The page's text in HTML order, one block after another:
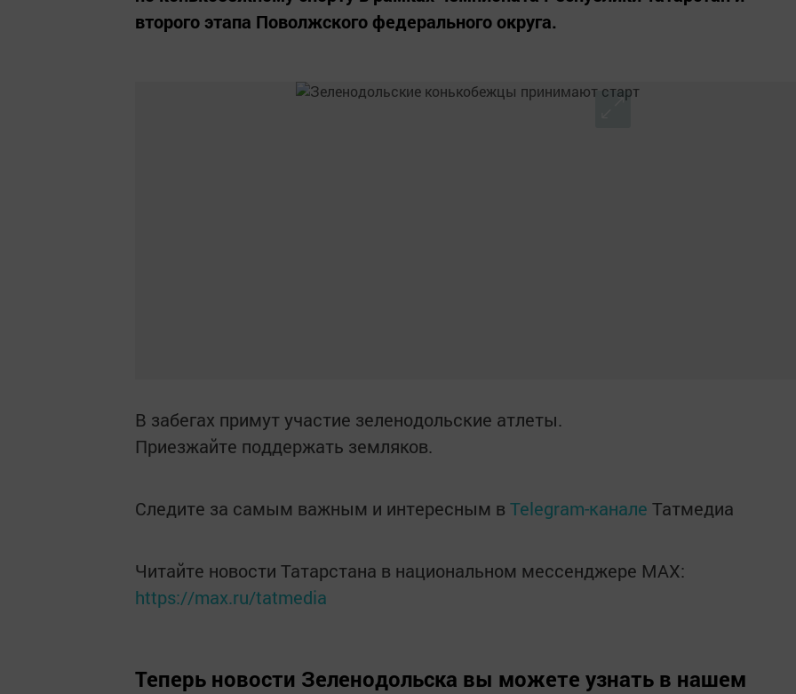
второго этапа Поволжского федерального округа.
В забегах примут участие зеленодольские атлеты.
Приезжайте поддержать земляков.
Следите за самым важным и интересным в Telegram-канале Татмедиа
Читайте новости Татарстана в национальном мессенджере MАХ:
https://max.ru/tatmedia
Теперь новости Зеленодольска вы можете узнать в нашем